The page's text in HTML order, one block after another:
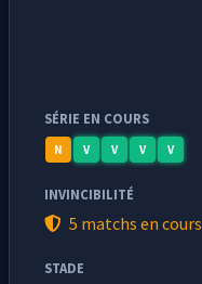
SÉRIE EN COURS
N V V V V
INVINCIBILITÉ
5 matchs en cours
STADE